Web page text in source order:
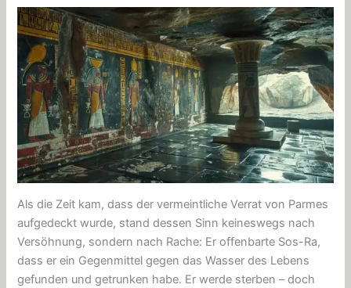
Als die Zeit kam, dass der vermeintliche Verrat von Parmes
aufgedeckt wurde, stand dessen Sinn keineswegs nach
Versöhnung, sondern nach Rache: Er offenbarte Sos-Ra,
dass er ein Gegenmittel gegen das Wasser des Lebens
gefunden und getrunken habe. Er werde sterben – doch